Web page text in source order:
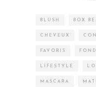
BLUSH BOX
CHEVEUX
FAVORIS
LIFESTYLE
MASCARA